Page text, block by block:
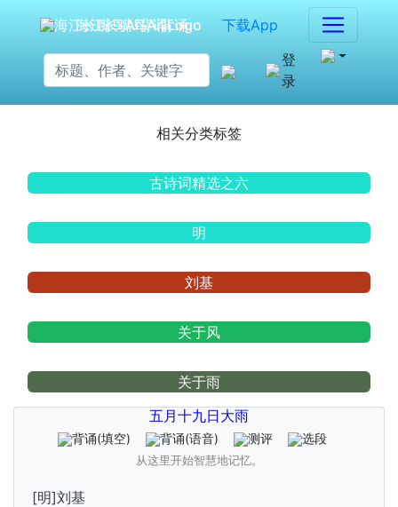
海江长嘴鸟Ai背诵
下载App
登
录
相关分类标签
古诗词精选之六
明
刘基
关于风
关于雨
五月十九日大雨
背诵(填空) 背诵(语音) 测评 选段
从这里开始智慧地记忆。
[明]刘基